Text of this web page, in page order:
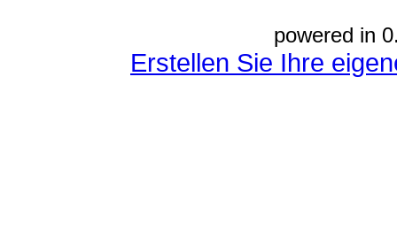
powered in
Erstellen Sie Ihre